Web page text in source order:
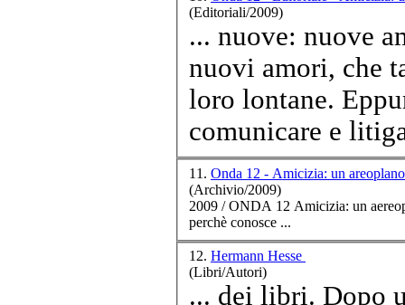
(Editoriali/2009)
... nuove: nuove
nuovi amori, che
loro lontane.
comunicare e
11. Onda 12 - Amicizia: un
(Archivio/2009)
2009 / ONDA 12 Amicizia: un aereoplano per
perchè conosce ...
12. Hermann Hesse
(Libri/Autori)
... dei libri. Dopo